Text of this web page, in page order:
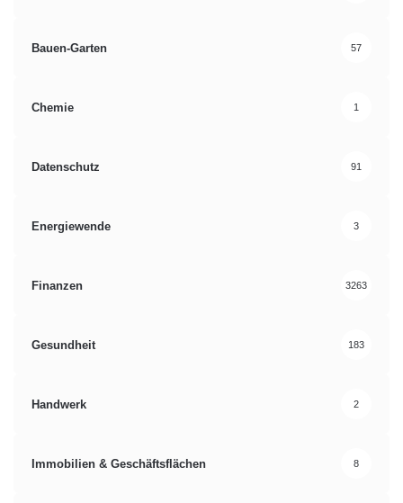
Bauen-Garten 57
Chemie 1
Datenschutz 91
Energiewende 3
Finanzen 3263
Gesundheit 183
Handwerk 2
Immobilien & Geschäftsflächen 8